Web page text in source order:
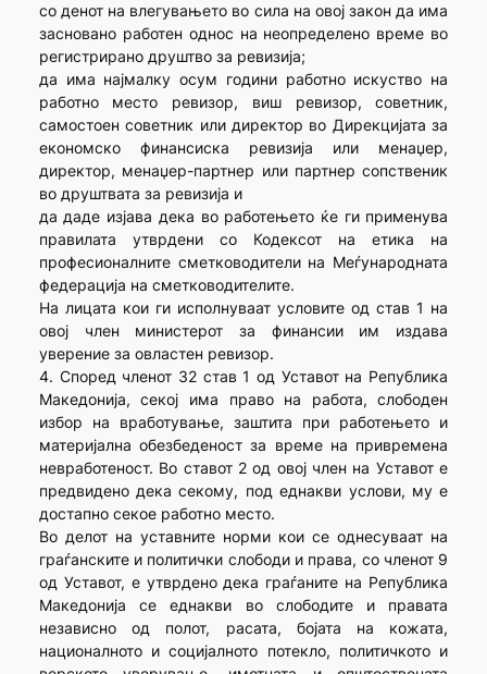
со денот на влегувањето во сила на овој закон да има
засновано работен однос на неопределено време во
регистрирано друштво за ревизија;
да има најмалку осум години работно искуство на
работно место ревизор, виш ревизор, советник,
самостоен советник или директор во Дирекцијата за
економско финансиска ревизија или менаџер,
директор, менаџер-партнер или партнер сопственик
во друштвата за ревизија и
да даде изјава дека во работењето ќе ги применува
правилата утврдени со Кодексот на етика на
професионалните сметководители на Меѓународната
федерација на сметководителите.
На лицата кои ги исполнуваат условите од став 1 на
овој член министерот за финансии им издава
уверение за овластен ревизор.
4. Според членот 32 став 1 од Уставот на Република
Македонија, секој има право на работа, слободен
избор на вработување, заштита при работењето и
материјална обезбеденост за време на привремена
невработеност. Во ставот 2 од овој член на Уставот е
предвидено дека секому, под еднакви услови, му е
достапно секое работно место.
Во делот на уставните норми кои се однесуваат на
граѓанските и политички слободи и права, со членот 9
од Уставот, е утврдено дека граѓаните на Република
Македонија се еднакви во слободите и правата
независно од полот, расата, бојата на кожата,
националното и социјалното потекло, политичкото и